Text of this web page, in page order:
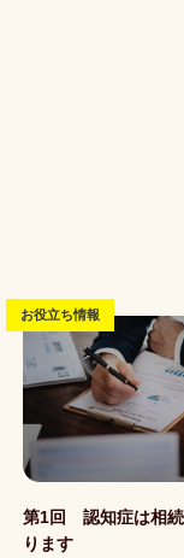
お役立ち情報
第1回 認知症は相
ります